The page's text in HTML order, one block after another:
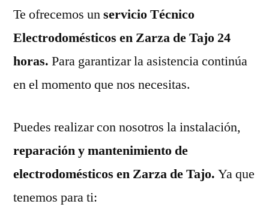
Te ofrecemos unservicio Técnico
Electrodomésticos en Zarza de Tajo 24
horas. Para garantizar la asistencia continúa
en el momento que nos necesitas.
Puedes realizar con nosotros la instalación,
reparación y mantenimiento de
electrodomésticos en Zarza de Tajo. Ya que
tenemos para ti: